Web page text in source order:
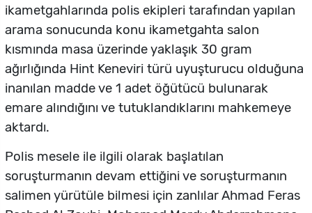
ikametgahlarında polis ekipleri tarafından yapılan
arama sonucunda konu ikametgahta salon
kısmında masa üzerinde yaklaşık 30 gram
ağırlığında Hint Keneviri türü uyuşturucu olduğuna
inanılan madde ve 1 adet öğütücü bulunarak
emare alındığını ve tutuklandıklarını mahkemeye
aktardı.
Polis mesele ile ilgili olarak başlatılan
soruşturmanın devam ettiğini ve soruşturmanın
salimen yürütüle bilmesi için zanlılar Ahmad Feras